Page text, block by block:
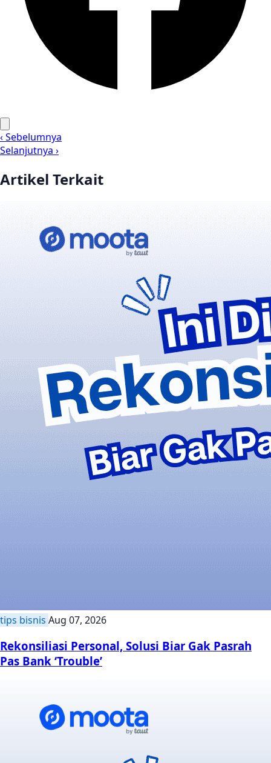
‹ Sebelumnya
Selanjutnya ›
Artikel Terkait
tips bisnis Aug 07, 2026
Rekonsiliasi Personal, Solusi Biar Gak Pasrah
Pas Bank ‘Trouble’